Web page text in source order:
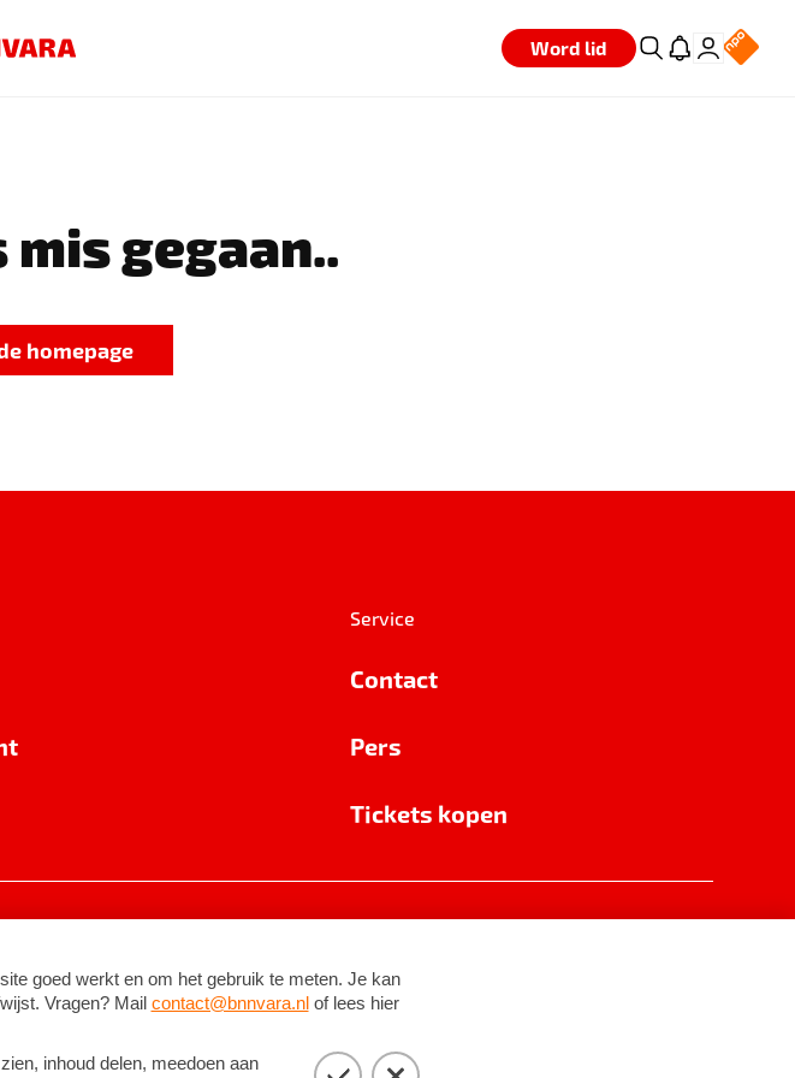
Word lid
mis gegaan..
homepage
Service
Contact
Pers
Tickets kopen